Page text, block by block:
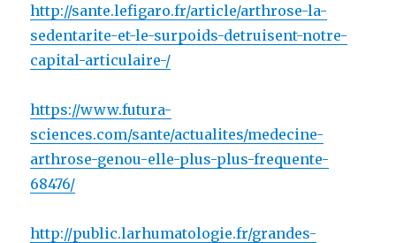
http://sante.lefigaro.fr/article/arthrose-la-
sedentarite-et-le-surpoids-detruisent-notre-
capital-articulaire-/
https://www.futura-
sciences.com/sante/actualites/medecine-
arthrose-genou-elle-plus-plus-frequente-
68476/
http://public.larhumatologie.fr/grandes-